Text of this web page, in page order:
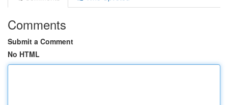
Comments
Submit a Comment
No HTML